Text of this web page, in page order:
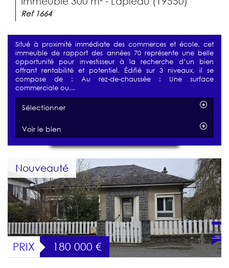
Ref 1664
Situé à proximité immédiate des commerces et école, cet
immeuble de rapport des années 70 représente une belle
opportunité pour investisseur à la recherche d’un bien
offrant rentabilité et potentiel. Édifié sur 3 niveaux, il se
compose de : Au rez-de-chaussée : Une surface
commerciale ou...
Sélectionner
Voir le bien
Nouveauté
PRIX 180 000 €